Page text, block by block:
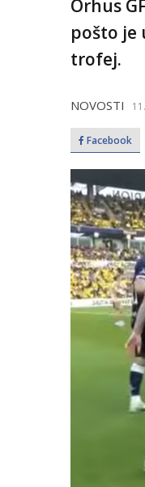
Orhus
pošto je
trofej.
NOVOSTI
Facebook